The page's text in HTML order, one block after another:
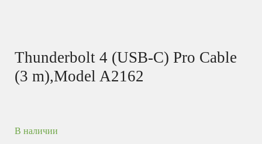
Thunderbolt 4 (USB‑C) Pro Cable
(3 m),Model A2162
В наличии